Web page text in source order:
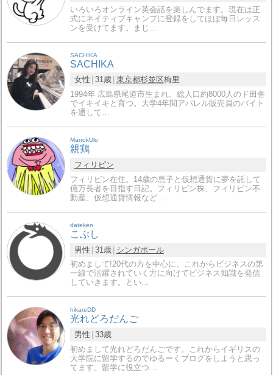
いろいろオンライン英会話を楽しんでます。現在は正
式にネイティブキャンプに登録をしてほぼ毎日レッス
ンを受けてます。まじ…
SACHIKA
SACHIKA
女性 31歳 東京都杉並区梅里
1994年 広島県尾道市生まれ。総人口約8000人のド田舎
でイキイキと育つ。大学4年間アパレル販売員のバイト
を通して…
ManokUlo
親鶏
フィリピン
フィリピン在住。14歳の息子と仮想通貨に夢を託して
億万長者を目指す日記。フィリピン株、フィリピン不
動産、仮想通貨情報など…
dateken
こぶし
男性 31歳
シンガポール
初めまして!20代の方を中心に、これからビジネスの第
一線で活躍されていく方に向けてビジネス知識を発信
していきます。とい…
hikareDD
光れどろだんご
男性 33歳
初めまして光れどろだんごです。これからイギリスの
大学院に留学するのでゆるーくブログをしようと思っ
てます。留学に役立つ…